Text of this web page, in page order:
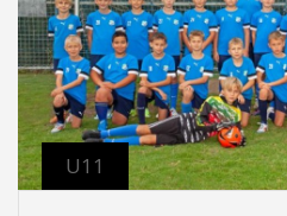
U11